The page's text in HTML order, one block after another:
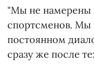
"Мы не намерены
спортсменов. Мы
постоянном
сразу же после